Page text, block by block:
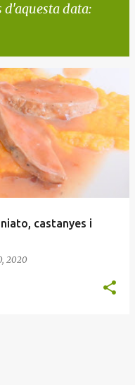
d'aquesta data:
castanyes i
2020